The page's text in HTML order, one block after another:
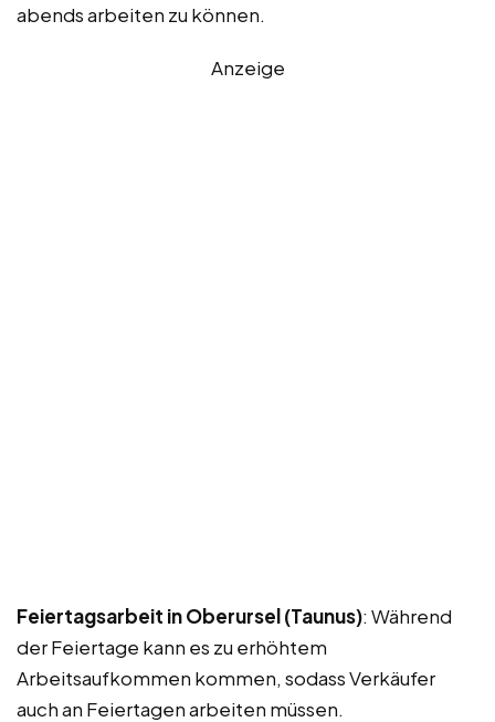
abends arbeiten zu können.
Anzeige
Feiertagsarbeit in Oberursel (Taunus): Während
der Feiertage kann es zu erhöhtem
Arbeitsaufkommen kommen, sodass Verkäufer
auch an Feiertagen arbeiten müssen.